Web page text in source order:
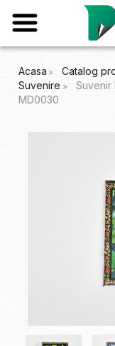
Acasa Catalog
Suvenire
Suvenir
MD0030